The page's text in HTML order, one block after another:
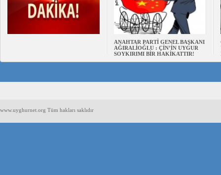
ANAHTAR PARTİ GENEL BAŞKANI
AĞIRALİOĞLU : ÇİN’İN UYGUR
SOYKIRIMI BİR HAKİKATTIR!
www.uyghurnet.org Tüm hakları saklıdır